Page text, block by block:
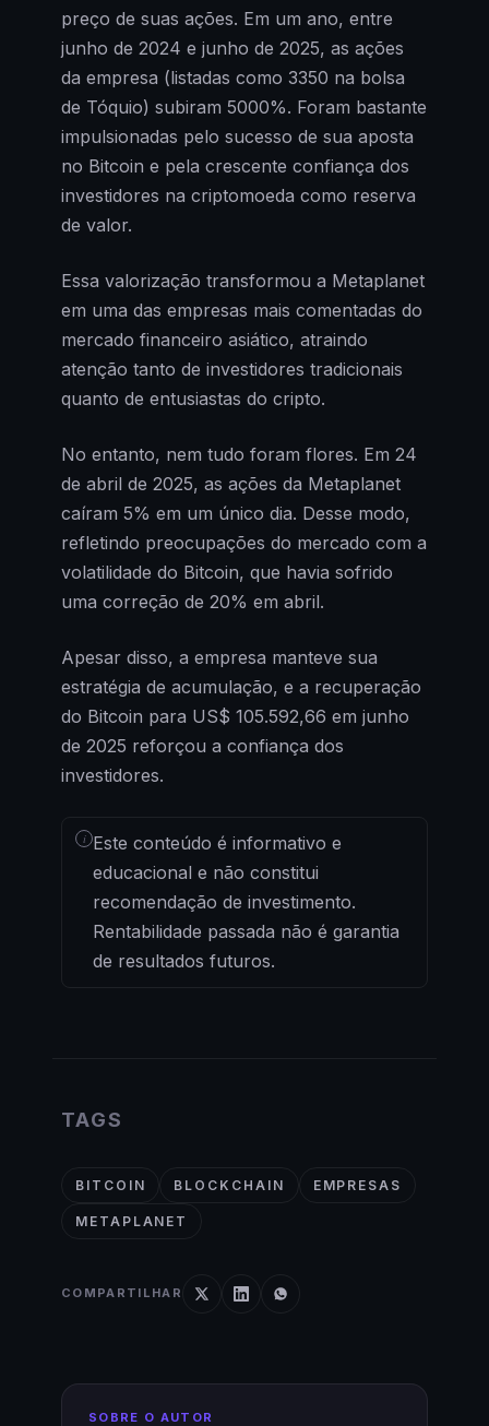
preço de suas ações. Em um ano, entre
junho de 2024 e junho de 2025, as ações
da empresa (listadas como 3350 na bolsa
de Tóquio) subiram 5000%. Foram bastante
impulsionadas pelo sucesso de sua aposta
no Bitcoin e pela crescente confiança dos
investidores na criptomoeda como reserva
de valor.
Essa valorização transformou a Metaplanet
em uma das empresas mais comentadas do
mercado financeiro asiático, atraindo
atenção tanto de investidores tradicionais
quanto de entusiastas do cripto.
No entanto, nem tudo foram flores. Em 24
de abril de 2025, as ações da Metaplanet
caíram 5% em um único dia. Desse modo,
refletindo preocupações do mercado com a
volatilidade do Bitcoin, que havia sofrido
uma correção de 20% em abril.
Apesar disso, a empresa manteve sua
estratégia de acumulação, e a recuperação
do Bitcoin para US$ 105.592,66 em junho
de 2025 reforçou a confiança dos
investidores.
i Este conteúdo é informativo e
educacional e não constitui
recomendação de investimento.
Rentabilidade passada não é garantia
de resultados futuros.
TAGS
BITCOIN BLOCKCHAIN EMPRESAS
METAPLANET
COMPARTILHAR
SOBRE O AUTOR